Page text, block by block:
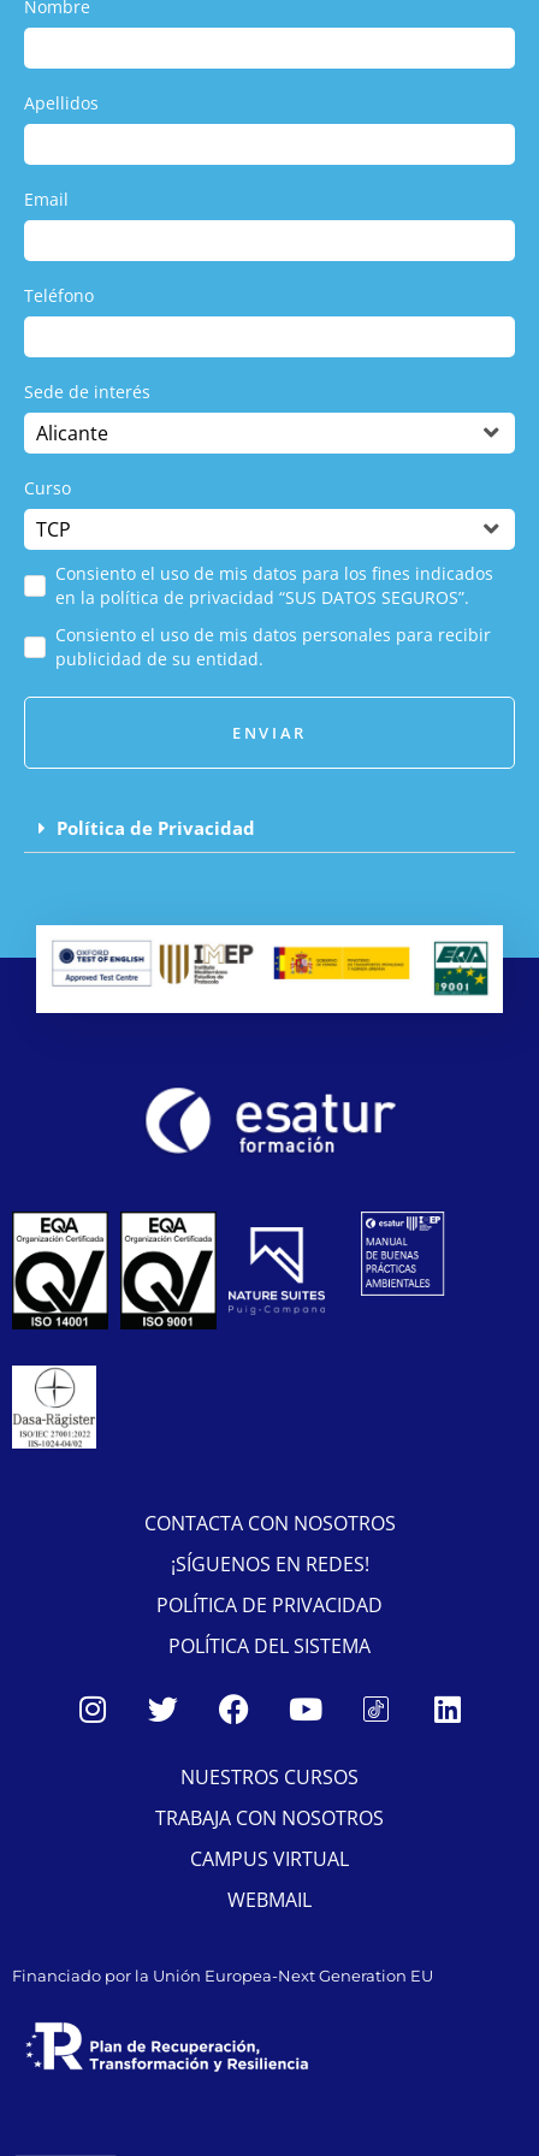
Nombre
Apellidos
Email
Teléfono
Sede de interés
Curso
Consiento el uso de mis datos para los fines indicados
en la política de privacidad “SUS DATOS SEGUROS”.
Consiento el uso de mis datos personales para recibir
publicidad de su entidad.
ENVIAR
Política de Privacidad
CONTACTA CON NOSOTROS
¡SÍGUENOS EN REDES!
POLÍTICA DE PRIVACIDAD
POLÍTICA DEL SISTEMA
NUESTROS CURSOS
TRABAJA CON NOSOTROS
CAMPUS VIRTUAL
WEBMAIL
Financiado por la Unión Europea-Next Generation EU